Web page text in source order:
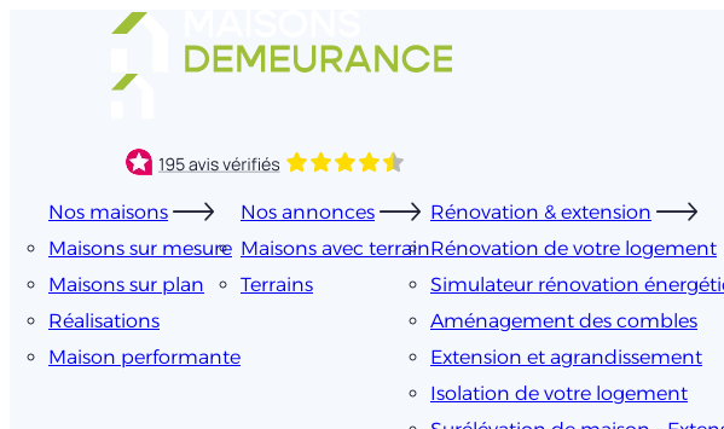
Nos maisons
Maisons sur mesure
Maisons sur plan
Réalisations
Maison performante
Nos annonces
Maisons avec terrain
Terrains
Rénovation & extension
Rénovation de votre logement
Simulateur rénovation
Aménagement des combles
Extension et agrandissement
Isolation de votre logement